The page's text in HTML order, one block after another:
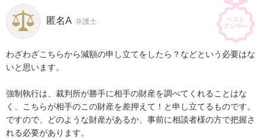
匿名A 弁護士
わざわざこちらから減額の申し立てをしたら？などという必要はな
いと思います。
強制執行は、裁判所が勝手に相手の財産を調べてくれることはな
く、こちらが相手のこの財産を差押えて！と申し立てるものです。
ですので、どのような財産があるか、事前に相談者様の方で把握さ
れる必要があります。